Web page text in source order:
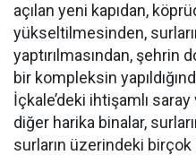
açılan yeni kapıdan,
yükseltilmesinden,
yaptırılmasından, şehrin
bir kompleksin
İçkale’deki ihtişamlı
diğer harika binalar,
surların üzerindeki